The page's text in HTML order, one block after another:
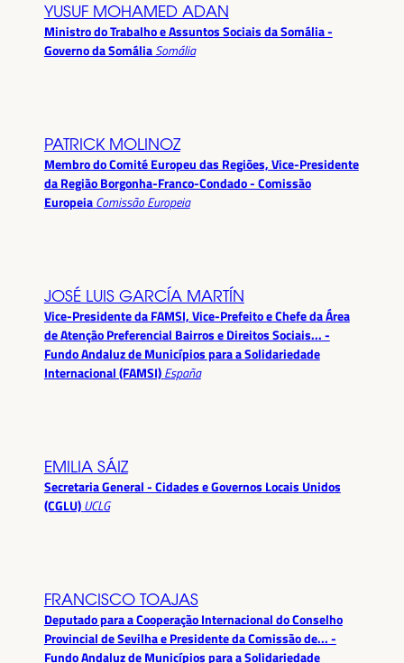
YUSUF MOHAMED ADAN
Ministro do Trabalho e Assuntos Sociais da Somália -
Governo da Somália Somália
PATRICK MOLINOZ
Membro do Comité Europeu das Regiões, Vice-Presidente
da Região Borgonha-Franco-Condado - Comissão
Europeia Comissão Europeia
JOSÉ LUIS GARCÍA MARTÍN
Vice-Presidente da FAMSI, Vice-Prefeito e Chefe da Área
de Atenção Preferencial Bairros e Direitos Sociais... -
Fundo Andaluz de Municípios para a Solidariedade
Internacional (FAMSI) España
EMILIA SÁIZ
Secretaria General - Cidades e Governos Locais Unidos
(CGLU) UCLG
FRANCISCO TOAJAS
Deputado para a Cooperação Internacional do Conselho
Provincial de Sevilha e Presidente da Comissão de... -
Fundo Andaluz de Municípios para a Solidariedade